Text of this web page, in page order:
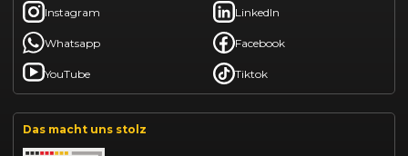
Instagram LinkedIn
Whatsapp Facebook
YouTube Tiktok
Das macht uns stolz